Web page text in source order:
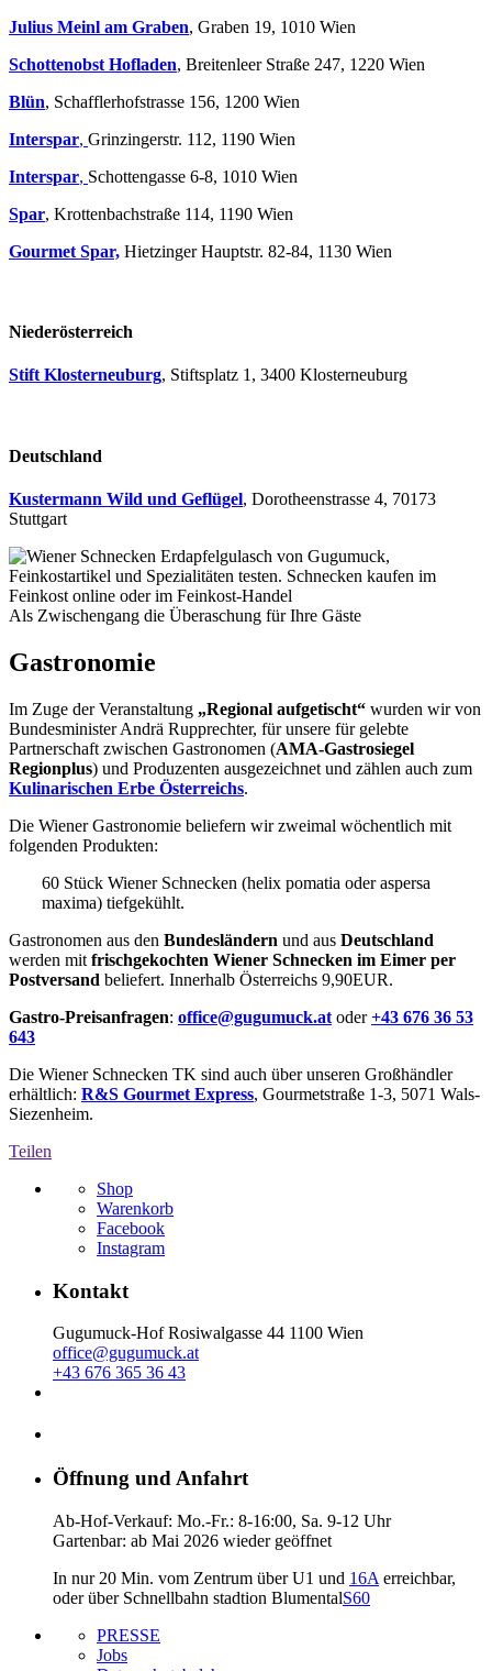
Julius Meinl am Graben, Graben 19, 1010 Wien
Schottenobst Hofladen, Breitenleer Straße 247, 1220 Wien
Blün, Schafflerhofstrasse 156, 1200 Wien
Interspar, Grinzingerstr. 112, 1190 Wien
Interspar, Schottengasse 6-8, 1010 Wien
Spar, Krottenbachstraße 114, 1190 Wien
Gourmet Spar, Hietzinger Hauptstr. 82-84, 1130 Wien
Niederösterreich
Stift Klosterneuburg, Stiftsplatz 1, 3400 Klosterneuburg
Deutschland
Kustermann Wild und Geflügel, Dorotheenstrasse 4, 70173
Stuttgart
Als Zwischengang die Überaschung für Ihre Gäste
Gastronomie
Im Zuge der Veranstaltung „Regional aufgetischt“ wurden wir von
Bundesminister Andrä Rupprechter, für unsere für gelebte
Partnerschaft zwischen Gastronomen (AMA-Gastrosiegel
Regionplus) und Produzenten ausgezeichnet und zählen auch zum
Kulinarischen Erbe Österreichs.
Die Wiener Gastronomie beliefern wir zweimal wöchentlich mit
folgenden Produkten:
60 Stück Wiener Schnecken (helix pomatia oder aspersa
maxima) tiefgekühlt.
Gastronomen aus den Bundesländern und aus Deutschland
werden mit frischgekochten Wiener Schnecken im Eimer per
Postversand beliefert. Innerhalb Österreichs 9,90EUR.
Gastro-Preisanfragen: office@gugumuck.at oder+43 676 36 53
643
Die Wiener Schnecken TK sind auch über unseren Großhändler
erhältlich: R&S Gourmet Express, Gourmetstraße 1-3, 5071 Wals-
Siezenheim.
Teilen
Shop
Warenkorb
Facebook
Instagram
Kontakt
Gugumuck-Hof Rosiwalgasse 44 1100 Wien
office@gugumuck.at
+43 676 365 36 43
Öffnung und Anfahrt
Ab-Hof-Verkauf: Mo.-Fr.: 8-16:00, Sa. 9-12 Uhr
Gartenbar: ab Mai 2026 wieder geöffnet
In nur 20 Min. vom Zentrum über U1 und 16A erreichbar,
oder über Schnellbahn stadtion BlumentalS60
PRESSE
Jobs